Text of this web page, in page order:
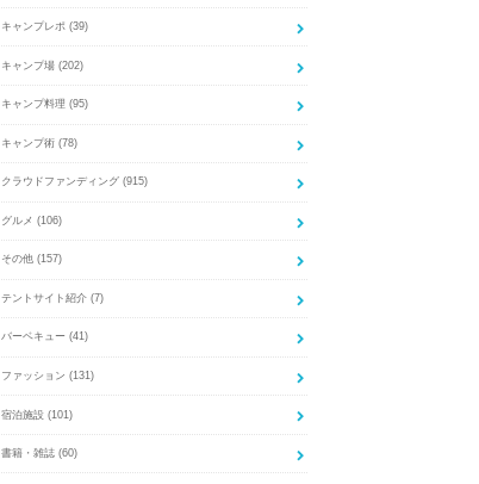
キャンプレポ (39)
キャンプ場 (202)
キャンプ料理 (95)
キャンプ術 (78)
クラウドファンディング (915)
グルメ (106)
その他 (157)
テントサイト紹介 (7)
バーベキュー (41)
ファッション (131)
宿泊施設 (101)
書籍・雑誌 (60)